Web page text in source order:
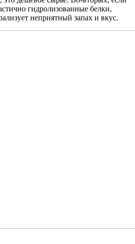
гидролизованные белки,
неприятный запах и вкус.